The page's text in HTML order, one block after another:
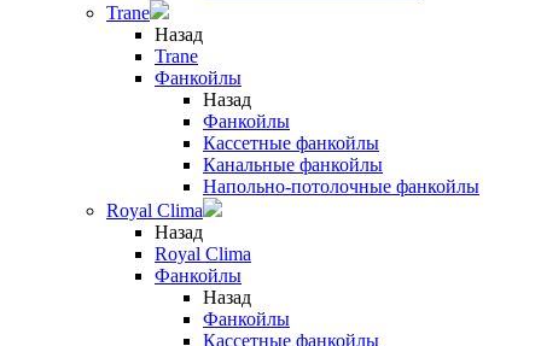
Trane
Назад
Trane
Фанкойлы
Назад
Фанкойлы
Кассетные фанкойлы
Канальные фанкойлы
Напольно-потолочные фанкойлы
Royal Clima
Назад
Royal Clima
Фанкойлы
Назад
Фанкойлы
Кассетные фанкойлы